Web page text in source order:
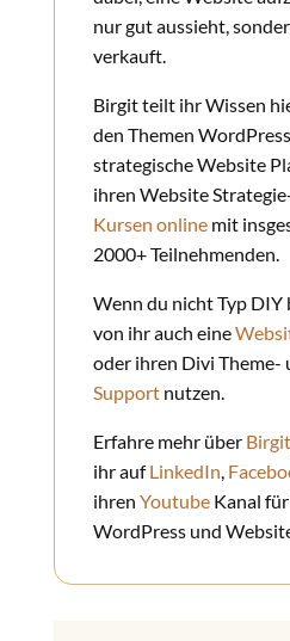
nur gut aussieht,
verkauft.
Birgit teilt ihr Wissen
den Themen
strategische Website
ihren Website
Kursen onlinemit
2000+ Teilnehmenden.
Wenn du nicht Typ DIY
von ihr auch eine
oder ihren Divi Theme-
Supportnutzen.
Erfahre mehr über Birgit
ihr aufLinkedIn
ihren YoutubeKanal
WordPress und